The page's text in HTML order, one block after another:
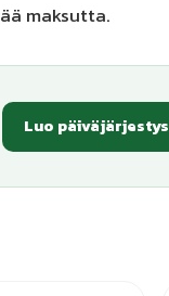
maksutta.
Luo päiväjärjestys